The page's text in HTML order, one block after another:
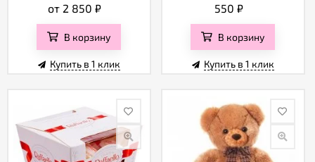
от 2 850₽
В корзину
Купить в 1 клик
550 ₽
В корзину
Купить в 1 клик